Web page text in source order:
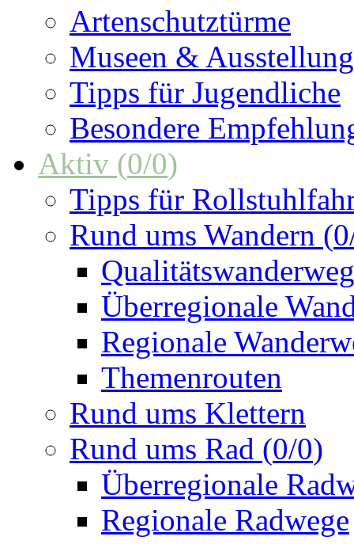
Artenschutztürme
Museen &
Tipps für Jugendliche
Besondere
Aktiv (0/0)
Tipps für
Rund ums Wandern (0
Überregionale
Regionale
Themenrouten
Rund ums Klettern
Rund ums Rad (0/0)
Überregionale
Regionale Radwege